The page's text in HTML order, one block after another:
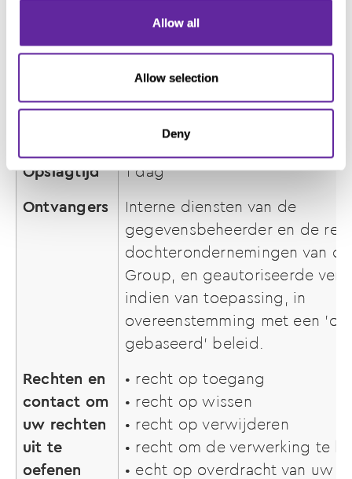
Allow all
Allow selection
Deny
Doel
Deze cookie wordt gebruikt
geldige rapporten te maken
gebruik van de website.
Opslagtijd 1 dag
Ontvangers
Interne diensten van de
gegevensbeheerder en de
dochterondernemingen van
Group, en geautoriseerde
indien van toepassing, in
overeenstemming met een
gebaseerd' beleid.
Rechten en
contact om
uw rechten
uit te
oefenen
• recht op toegang
• recht op wissen
• recht op verwijderen
• recht om de verwerking te
• echt op overdracht van uw